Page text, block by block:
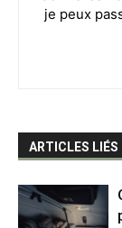
je peux
ARTICLES LIÉS